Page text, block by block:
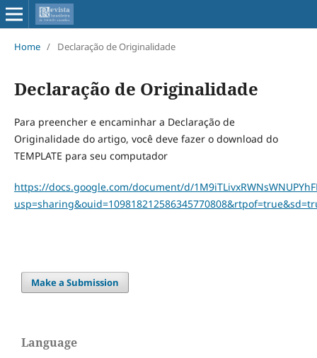
Home / Declaração de Originalidade
Declaração de Originalidade
Para preencher e encaminhar a Declaração de
Originalidade do artigo, você deve fazer o download do
TEMPLATE para seu computador
https://docs.google.com/document/d/
Make a Submission
Language